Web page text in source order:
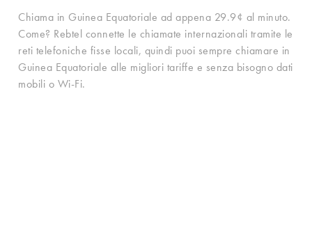
Chiama in Guinea Equatoriale ad appena 29.9¢ al minuto.
Come? Rebtel connette le chiamate internazionali tramite le
reti telefoniche fisse locali, quindi puoi sempre chiamare in
Guinea Equatoriale alle migliori tariffe e senza bisogno dati
mobili o Wi-Fi.